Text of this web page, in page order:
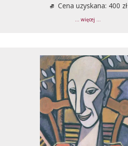
Cena uzyskana: 400 zł
... więcej ...